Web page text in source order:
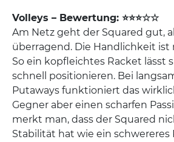
Volleys – Bewertung: ⭐⭐⭐☆☆
Am Netz geht der Squared gut,
überragend. Die Handlichkeit
So ein kopfleichtes Racket lässt
schnell positionieren. Bei
Putaways funktioniert das
Gegner aber einen scharfen
merkt man, dass der Squared
Stabilität hat wie ein schwereres